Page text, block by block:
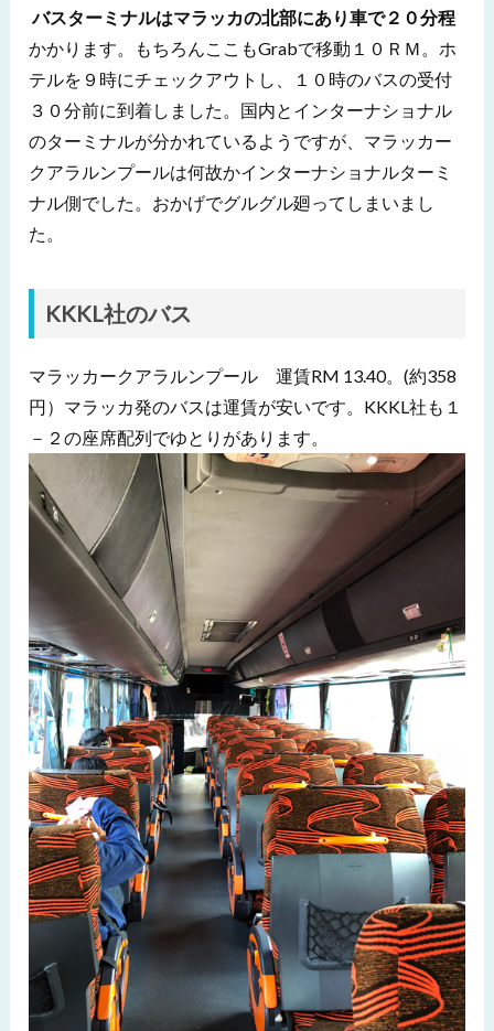
バスターミナルはマラッカの北部にあり車で２０分程
かかります。もちろんここもGrabで移動１０ＲＭ。ホ
テルを９時にチェックアウトし、１０時のバスの受付
３０分前に到着しました。国内とインターナショナル
のターミナルが分かれているようですが、マラッカー
クアラルンプールは何故かインターナショナルターミ
ナル側でした。おかげでグルグル廻ってしまいまし
た。
KKKL社のバス
マラッカークアラルンプール 運賃RM 13.40。(約358
円）マラッカ発のバスは運賃が安いです。KKKL社も１
－２の座席配列でゆとりがあります。